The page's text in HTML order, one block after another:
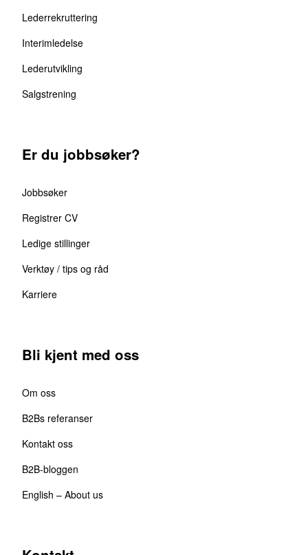
Lederrekruttering
Interimledelse
Lederutvikling
Salgstrening
Er du jobbsøker?
Jobbsøker
Registrer CV
Ledige stillinger
Verktøy / tips og råd
Karriere
Bli kjent med oss
Om oss
B2Bs referanser
Kontakt oss
B2B-bloggen
English – About us